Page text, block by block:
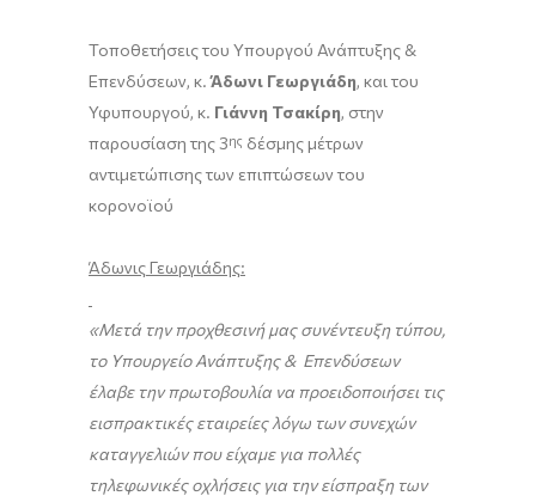
Τοποθετήσεις του Υπουργού Ανάπτυξης &
Επενδύσεων, κ.Άδωνι Γεωργιάδη, και του
Υφυπουργού, κ. Γιάννη Τσακίρη, στην
παρουσίαση της 3ης δέσμης μέτρων
αντιμετώπισης των επιπτώσεων του
κορονοϊού
Άδωνις Γεωργιάδης:
«Μετά την προχθεσινή μας συνέντευξη τύπου,
το Υπουργείο Ανάπτυξης & Επενδύσεων
έλαβε την πρωτοβουλία να προειδοποιήσει τις
εισπρακτικές εταιρείες λόγω των συνεχών
καταγγελιών που είχαμε για πολλές
τηλεφωνικές οχλήσεις για την είσπραξη των